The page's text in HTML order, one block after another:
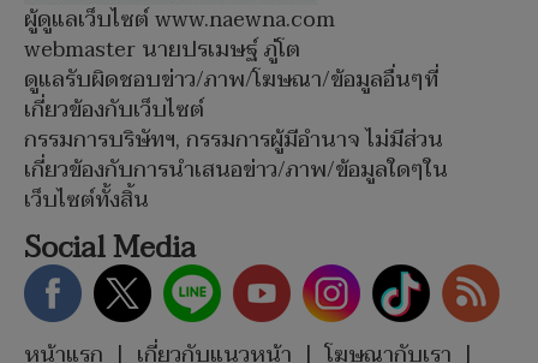
ผู้ดูแลเว็บไซต์ www.naewna.com
webmaster นายปรเมษฐ์ ภู่โต
ดูแลรับผิดชอบข่าว/ภาพ/โฆษณา/ข้อมูลอื่นๆที่
เกี่ยวข้องกับเว็บไซต์
กรรมการบริษัทฯ, กรรมการผู้มีอำนาจ ไม่มีส่วน
เกี่ยวข้องกับการนำเสนอข่าว/ภาพ/ข้อมูลใดๆใน
เว็บไซต์ทั้งสิ้น
Social Media
หน้าแรก | เกี่ยวกับแนวหน้า | โฆษณากับเรา |